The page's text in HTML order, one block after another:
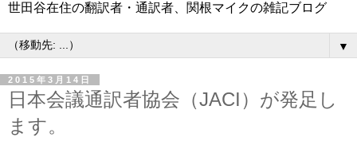
世田谷在住の翻訳者・通訳者、関根マイクの雑記ブログ
▼
2015年3月14日
日本会議通訳者協会（JACI）が発足し
ます。